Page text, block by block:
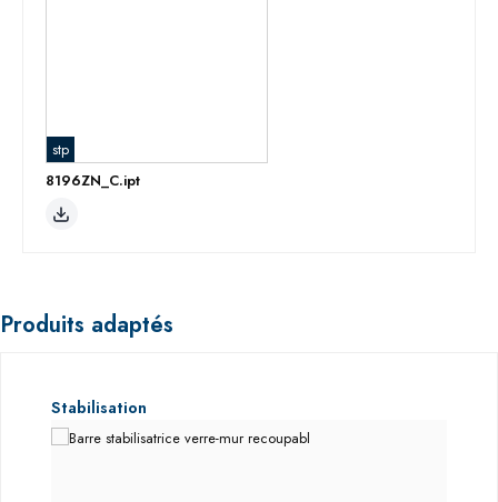
stp
8196ZN_C.ipt
Produits adaptés
Ignorer la galerie de produits
Stabilisation